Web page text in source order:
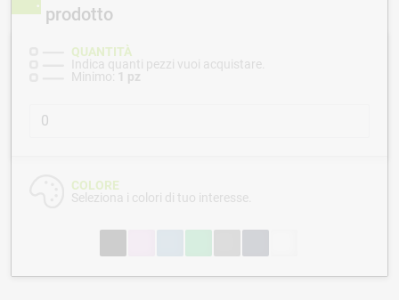
prodotto
QUANTITÀ
Indica quanti pezzi vuoi acquistare.
Minimo: 1 pz
COLORE
Seleziona i colori di tuo interesse.